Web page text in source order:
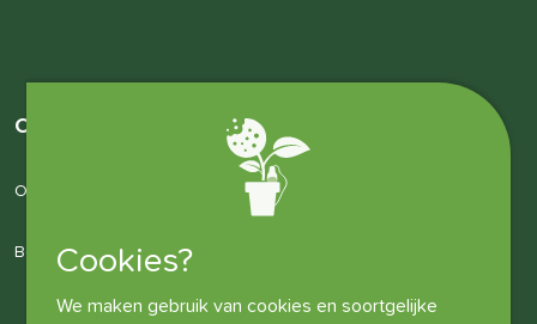
Cookies?
We maken gebruik van cookies en soortgelijke
Over ons
Over ons
Bedrijfsgegevens